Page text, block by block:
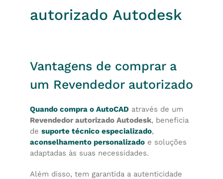
autorizado Autodesk
Vantagens de comprar a
um Revendedor autorizado
Quando compra o AutoCAD através de um
Revendedor autorizado Autodesk, beneficia
de suporte técnico especializado,
aconselhamento personalizado e soluções
adaptadas às suas necessidades.
Além disso, tem garantida a autenticidade